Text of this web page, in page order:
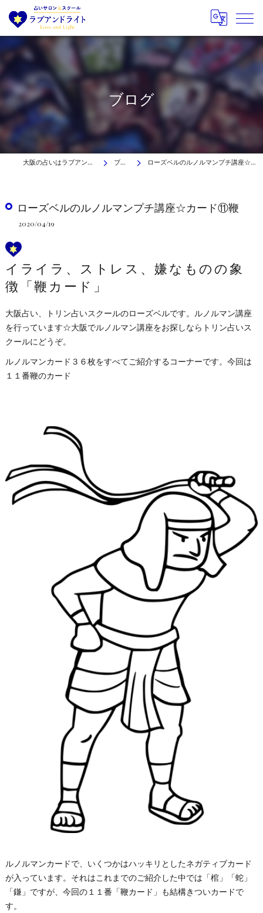
ブログ
大阪の占いはラブアンドライト ブログ ローズベルのルノルマンプチ講座☆カード⑪鞭
ローズベルのルノルマンプチ講座☆カード⑪鞭
2020/04/19
イライラ、ストレス、嫌なものの象
徴「鞭カード」
大阪占い、トリン占いスクールのローズベルです。ルノルマン講座
を行っています☆大阪でルノルマン講座をお探しならトリン占いス
クールにどうぞ。
ルノルマンカード３６枚をすべてご紹介するコーナーです。今回は
１１番鞭のカード
ルノルマンカードで、いくつかはハッキリとしたネガティブカード
が入っています。それはこれまでのご紹介した中では「棺」「蛇」
「鎌」ですが、今回の１１番「鞭カード」も結構きついカードで
す。